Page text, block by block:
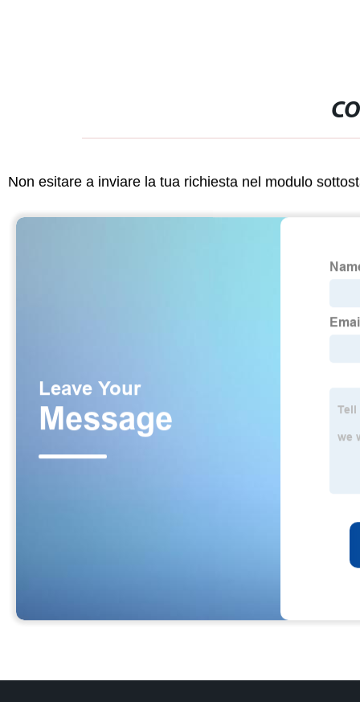
Non esitare a inviare la tua richiesta nel modulo